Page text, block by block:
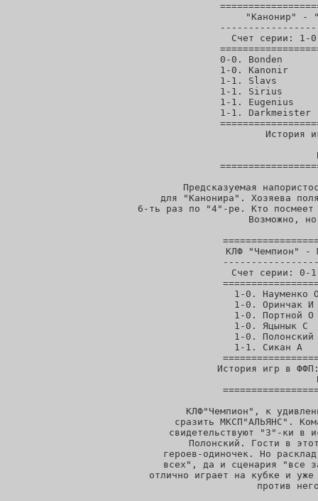
"Канонир" -
Счет серии:
0-0. Bonden
1-0. Kanonir
1-1. Slavs
1-1. Sirius      -
1-1. Eugenius
1-1.
История
Предсказуемая
для "Канонира". Хозяева
6-ть раз по "4"-ре. Кто посмеет
Возможно,
КЛФ "Чемпион" -
Счет серии:
1-0.
1-0.
1-0. Портной
1-0. Яцынык
1-0.
1-1. Сикан А
История игр в
КЛФ"Чемпион", к
сразить МКСП"АЛЬЯНС".
свидетельствуют "3"-ки в
Полонский. Гости в
героев-одиночек. Но
всех", да и сценария "все
отлично играет на кубке и
против